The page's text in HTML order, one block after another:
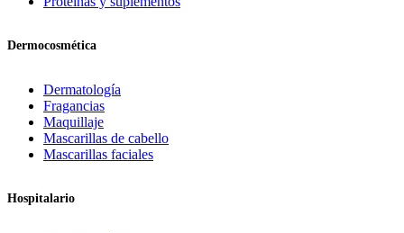
Dermocosmética
Dermatología
Fragancias
Maquillaje
Mascarillas de cabello
Mascarillas faciales
Hospitalario